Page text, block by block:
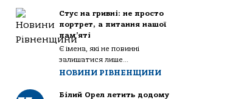
Стус на гривні: не просто
портрет, а питання нашої
пам’яті
Є імена, які не повинні
залишатися лише...
НОВИНИ РІВНЕНЩИНИ
Білий Орел летить додому